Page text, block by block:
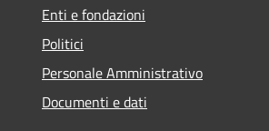
Enti e fondazioni
Politici
Personale Amministrativo
Documenti e dati